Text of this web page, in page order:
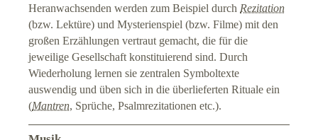
Heranwachsenden werden zum Beispiel durch Rezitation
(bzw. Lektüre) und Mysterienspiel (bzw. Filme) mit den
großen Erzählungen vertraut gemacht, die für die
jeweilige Gesellschaft konstituierend sind. Durch
Wiederholung lernen sie zentralen Symboltexte
auswendig und üben sich in die überlieferten Rituale ein
(Mantren, Sprüche, Psalmrezitationen etc.).